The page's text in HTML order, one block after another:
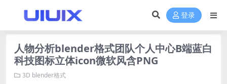
登录
人物分析blender格式团队个人中心B端蓝白
科技图标立体icon微软风含PNG
3D blender格式